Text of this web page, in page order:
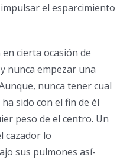
el esparcimiento
cierta ocasión de
nunca empezar una
nunca tener cual
sido con el fin de él
peso de el centro. Un
cazador lo
sus pulmones así­